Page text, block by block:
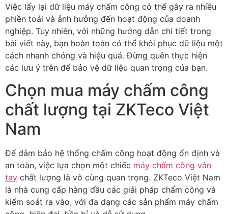
Việc lấy lại dữ liệu máy chấm công có thể gây ra nhiều
phiền toái và ảnh hưởng đến hoạt động của doanh
nghiệp. Tuy nhiên, với những hướng dẫn chi tiết trong
bài viết này, bạn hoàn toàn có thể khôi phục dữ liệu một
cách nhanh chóng và hiệu quả. Đừng quên thực hiện
các lưu ý trên để bảo vệ dữ liệu quan trọng của bạn.
Chọn mua máy chấm công
chất lượng tại ZKTeco Việt
Nam
Để đảm bảo hệ thống chấm công hoạt động ổn định và
an toàn, việc lựa chọn một chiếc máy chấm công vân
tay chất lượng là vô cùng quan trọng. ZKTeco Việt Nam
là nhà cung cấp hàng đầu các giải pháp chấm công và
kiểm soát ra vào, với đa dạng các sản phẩm máy chấm